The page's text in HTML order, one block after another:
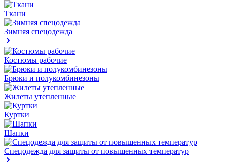
Ткани
Зимняя спецодежда
Костюмы рабочие
Брюки и полукомбинезоны
Жилеты утепленные
Куртки
Шапки
Спецодежда для защиты от повышенных температур